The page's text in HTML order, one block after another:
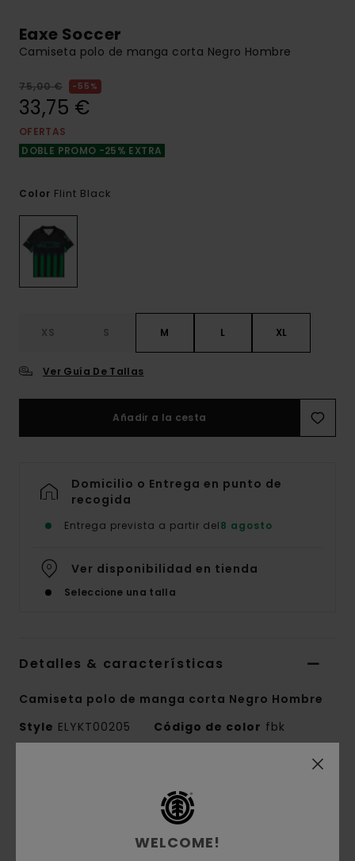
Eaxe Soccer
Camiseta polo de manga corta Negro Hombre
75,00 € 55%
33,75 €
OFERTAS
DOBLE PROMO -25% EXTRA
Color Flint Black
XS S M L XL
Ver Guía De Tallas
Añadir a la cesta
Domicilio o Entrega en punto de
recogida
Entrega prevista a partir del8 agosto
Ver disponibilidad en tienda
Seleccione una talla
Detalles & características
Camiseta polo de manga corta Negro Hombre
Style ELYKT00205 Código de color fbk
Tejido en malla de punto doble [140
WELCOME!